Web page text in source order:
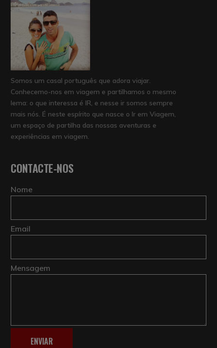
Somos um casal português que adora viajar.
Conhecemo-nos em viagem e partilhamos o mesmo
lema: o que interessa é IR, e nesse ir somos sempre
mais nós. É neste espírito que nasce o Ir em Viagem,
um espaço de partilha das nossas aventuras e
experiências em viagem.
CONTACTE-NOS
Nome
Email
Mensagem
ENVIAR